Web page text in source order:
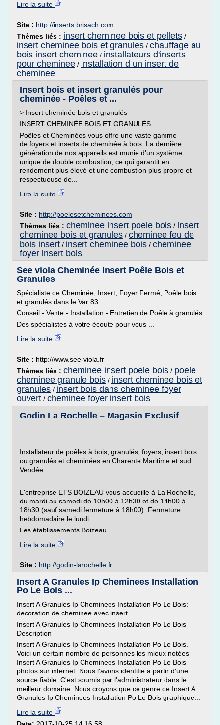
Lire la suite
Site : http://inserts.brisach.com
Thèmes liés : insert cheminee bois et pellets /
insert cheminee bois et granules / chauffage au
bois insert cheminee / installateurs d'inserts
pour cheminee / installation d un insert de
cheminee
Insert bois et insert granulés pour
cheminée - Poêles et ...
> Insert cheminée bois et granulés
INSERT CHEMINÉE BOIS ET GRANULÉS
Poêles et Cheminées vous offre une vaste gamme
de foyers et inserts de cheminée à bois. La dernière
génération de nos appareils est munie d'un système
unique de double combustion, ce qui garantit en
rendement plus élevé et une combustion plus propre et
respectueuse de...
Lire la suite
Site : http://poelesetcheminees.com
Thèmes liés : cheminee insert poele bois / insert
cheminee bois et granules / cheminee feu de
bois insert / insert cheminee bois / cheminee
foyer insert bois
See viola Cheminée Insert Poêle Bois et
Granules
Spécialiste de Cheminée, Insert, Foyer Fermé, Poêle bois
et granulés dans le Var 83.
Conseil - Vente - Installation - Entretien de Poêle à granulés
Des spécialistes à votre écoute pour vous ...
Lire la suite
Site : http://www.see-viola.fr
Thèmes liés : cheminee insert poele bois / poele
cheminee granule bois / insert cheminee bois et
granules / insert bois dans cheminee foyer
ouvert / cheminee foyer insert bois
Godin La Rochelle – Magasin Exclusif
Installateur de poêles à bois, granulés, foyers, insert bois
ou granulés et cheminées en Charente Maritime et sud
Vendée
L'entreprise ETS BOIZEAU vous accueille à La Rochelle,
du mardi au samedi de 10h00 à 12h30 et de 14h00 à
18h30 (sauf samedi fermeture à 18h00). Fermeture
hebdomadaire le lundi.
Les établissements Boizeau...
Lire la suite
Site : http://godin-larochelle.fr
Insert A Granules Ip Cheminees Installation
Po Le Bois ...
Insert A Granules Ip Cheminees Installation Po Le Bois:
decoration de cheminee avec insert
Insert A Granules Ip Cheminees Installation Po Le Bois
Description
Insert A Granules Ip Cheminees Installation Po Le Bois.
Voici un certain nombre de personnes les mieux notées
Insert A Granules Ip Cheminees Installation Po Le Bois
photos sur internet. Nous l'avons identifié à partir d'une
source fiable. C'est soumis par l'administrateur dans le
meilleur domaine. Nous croyons que ce genre de Insert A
Granules Ip Cheminees Installation Po Le Bois graphique...
Lire la suite